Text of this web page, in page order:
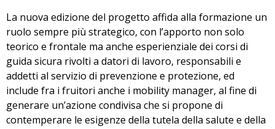
La nuova edizione del progetto affida alla formazione un
ruolo sempre più strategico, con l’apporto non solo
teorico e frontale ma anche esperienziale dei corsi di
guida sicura rivolti a datori di lavoro, responsabili e
addetti al servizio di prevenzione e protezione, ed
include fra i fruitori anche i mobility manager, al fine di
generare un’azione condivisa che si propone di
contemperare le esigenze della tutela della salute e della